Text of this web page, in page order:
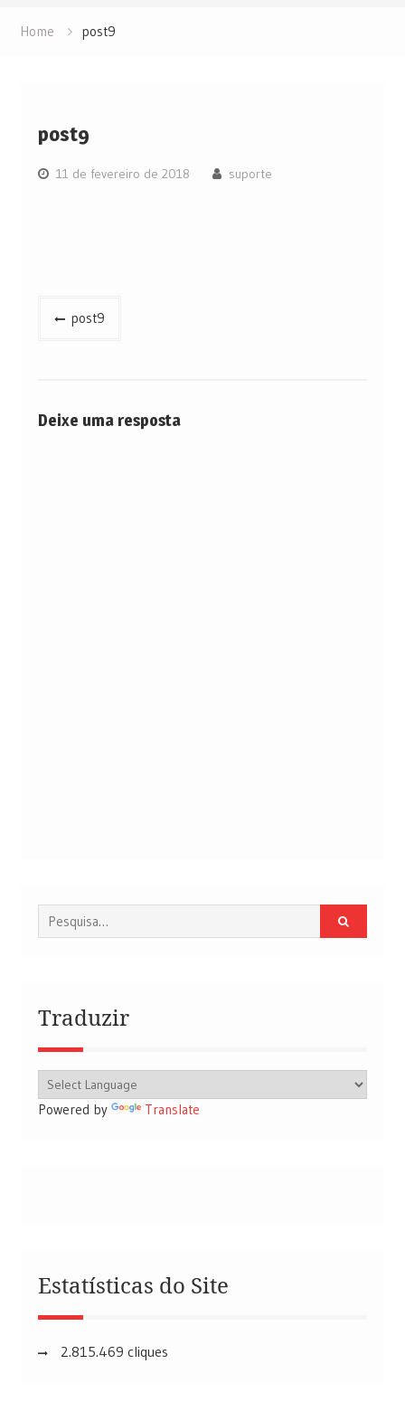
Home post9
post9
11 de fevereiro de 2018 suporte
Navegação
post9
Deixe uma resposta
Procurar
por:
Traduzir
Powered by Translate
Estatísticas do Site
2.815.469 cliques